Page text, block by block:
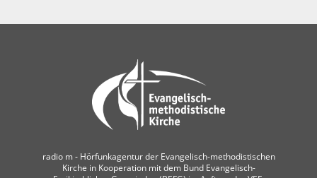
radio m ‐ Hörfunkagentur der Evangelisch-methodistischen
Kirche in Kooperation mit dem Bund Evangelisch-